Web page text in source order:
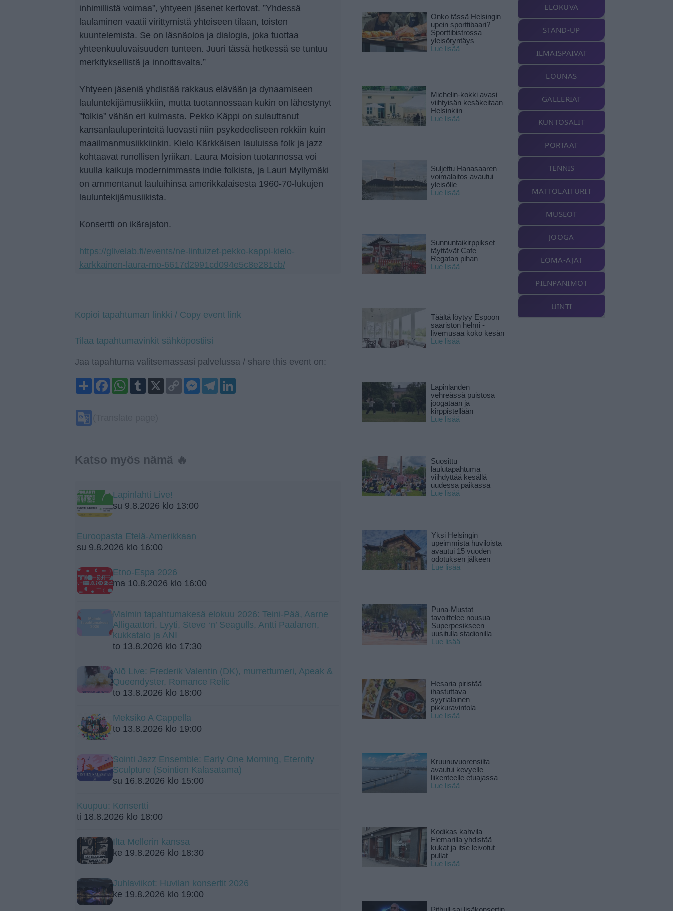
inhimillistä voimaa”, yhtyeen jäsenet kertovat. ”Yhdessä
laulaminen vaatii virittymistä yhteiseen tilaan, toisten
kuuntelemista. Se on läsnäoloa ja dialogia, joka tuottaa
yhteenkuuluvaisuuden tunteen. Juuri tässä hetkessä se tuntuu
merkityksellistä ja innoittavalta.”
Yhtyeen jäseniä yhdistää rakkaus elävään ja dynaamiseen
lauluntekijämusiikkiin, mutta tuotannossaan kukin on lähestynyt
”folkia” vähän eri kulmasta. Pekko Käppi on sulauttanut
kansanlauluperinteitä luovasti niin psykedeeliseen rokkiin kuin
maailmanmusiikkiinkin. Kielo Kärkkäisen lauluissa folk ja jazz
kohtaavat runollisen lyriikan. Laura Moision tuotannossa voi
kuulla kaikuja modernimmasta indie folkista, ja Lauri Myllymäki
on ammentanut lauluihinsa amerikkalaisesta 1960-70-lukujen
lauluntekijämusiikista.
Konsertti on ikärajaton.
https://glivelab.fi/events/ne-lintuizet-pekko-kappi-kielo-
karkkainen-laura-mo-6617d2991cd094e5c8e281cb/
Kopioi tapahtuman linkki / Copy event link
Tilaa tapahtumavinkit sähköpostiisi
Jaa tapahtuma valitsemassasi palvelussa / share this event on:
ShareFacebookWhatsApp
Tumblr
X
Copy
Link
Messenger
Telegram
Katso myös nämä 🔥
Lapinlahti Live!
su 9.8.2026 klo 13:00
Euroopasta Etelä-Amerikkaan
su 9.8.2026 klo 16:00
Etno-Espa 2026
ma 10.8.2026 klo 16:00
Malmin tapahtumakesä elokuu 2026: Teini-Pää, Aarne
Alligaattori, Lyyti, Steve ‘n’ Seagulls, Antti Paalanen,
kukkatalo ja ANI
to 13.8.2026 klo 17:30
Alō Live: Frederik Valentin (DK), murrettumeri, Apeak &
Queendyster, Romance Relic
to 13.8.2026 klo 18:00
Meksiko A Cappella
to 13.8.2026 klo 19:00
Sointi Jazz Ensemble: Early One Morning, Eternity
Sculpture (Sointien Kalasatama)
su 16.8.2026 klo 15:00
Kuupuu: Konsertti
ti 18.8.2026 klo 18:00
Ilta Mellerin kanssa
ke 19.8.2026 klo 18:30
Juhlaviikot: Huvilan konsertit 2026
ke 19.8.2026 klo 19:00
Onko tässä Helsingin
upein sporttibaari?
Sporttibistrossa
yleisöryntäys
Lue lisää
Michelin-kokki avasi
viihtyisän kesäkeitaan
Helsinkiin
Lue lisää
Suljettu Hanasaaren
voimalaitos avautui
yleisölle
Lue lisää
Sunnuntaikirppikset
täyttävät Cafe
Regatan pihan
Lue lisää
Täältä löytyy Espoon
saariston helmi -
livemusaa koko kesän
Lue lisää
Lapinlanden
vehreässä puistosa
joogataan ja
kirppistellään
Lue lisää
Suosittu
laulutapahtuma
viihdyttää kesällä
uudessa paikassa
Lue lisää
Yksi Helsingin
upeimmista huviloista
avautui 15 vuoden
odotuksen jälkeen
Lue lisää
Puna-Mustat
tavoittelee nousua
Superpesikseen
uusitulla stadionilla
Lue lisää
Hesaria piristää
ihastuttava
syyrialainen
pikkuravintola
Lue lisää
Kruunuvuorensilta
avautui kevyelle
liikenteelle etuajassa
Lue lisää
Kodikas kahvila
Flemarilla yhdistää
kukat ja itse leivotut
pullat
Lue lisää
ELOKUVA
STAND-UP
ILMAISPÄIVÄT
LOUNAS
GALLERIAT
KUNTOSALIT
PORTAAT
TENNIS
MATTOLAITURIT
MUSEOT
JOOGA
LOMA-AJAT
PIENPANIMOT
UINTI